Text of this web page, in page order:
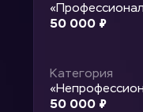
50 000 ₽
Категория
50 000 ₽